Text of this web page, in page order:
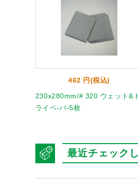
462 円(税込)
230x280mm/# 320 ウェット&
ライペ-パ-5枚
最近チェック